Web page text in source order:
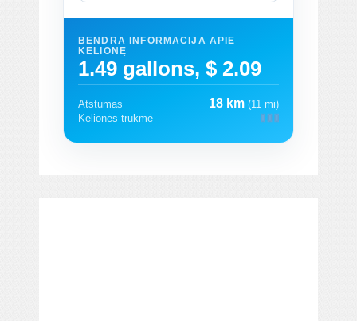
BENDRA INFORMACIJA APIE
KELIONĘ
1.49 gallons, $ 2.09
Atstumas 18 km (11 mi)
Kelionės trukmė